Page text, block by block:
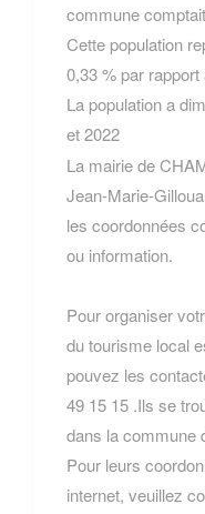
commune
Cette population
0,33 % par
La population a
et 2022
La mairie de
Jean-Marie-
les coordonnées
ou information.
Pour organiser
du tourisme local
pouvez les
49 15 15 .Ils se
dans la commune
Pour leurs
internet, veuillez